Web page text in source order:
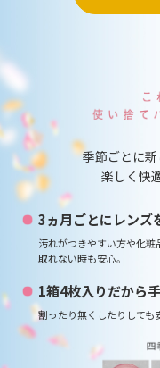
季節ごとに新
楽しく快
3ヵ月ごとにレンズ
汚れがつきやすい方や化粧
取れない時も安心。
1箱4枚入りだから
割ったり無くしたりしても